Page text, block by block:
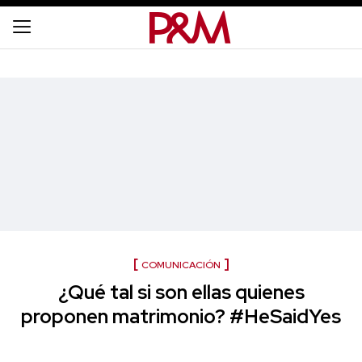
COMUNICACIÓN
¿Qué tal si son ellas quienes
proponen matrimonio? #HeSaidYes